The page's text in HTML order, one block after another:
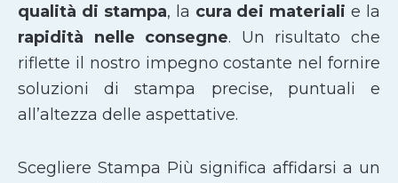
qualità di stampa, la cura dei materiali e la
rapidità nelle consegne. Un risultato che
riflette il nostro impegno costante nel fornire
soluzioni di stampa precise, puntuali e
all’altezza delle aspettative.
Scegliere Stampa Più significa affidarsi a un